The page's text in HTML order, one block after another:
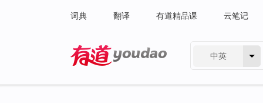
词典 翻译 有道精品课 云笔记
中英